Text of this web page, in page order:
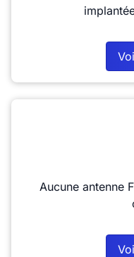
Aucune antenne